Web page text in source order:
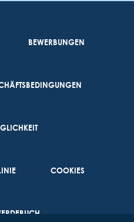
BEWERBUNGEN
COOKIES